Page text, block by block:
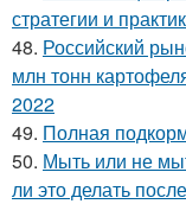
стратегии и
48. Российский
млн тонн
2022
49. Полная
50. Мыть или не
ли это делать